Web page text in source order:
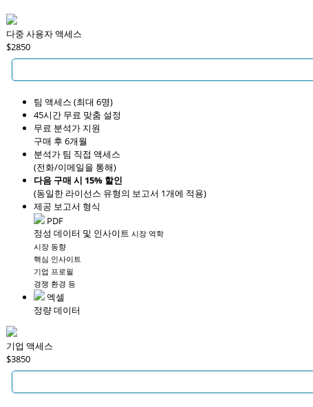
다중 사용자 액세스
$2850
팀 액세스 (최대 6명)
45시간 무료 맞춤 설정
무료 분석가 지원
구매 후 6개월
분석가 팀 직접 액세스
(전화/이메일을 통해)
다음 구매 시 15% 할인
(동일한 라이선스 유형의 보고서 1개에 적용)
제공 보고서 형식
PDF
정성 데이터 및 인사이트 시장 역학
시장 동향
핵심 인사이트
기업 프로필
경쟁 환경 등
엑셀
정량 데이터
기업 액세스
$3850